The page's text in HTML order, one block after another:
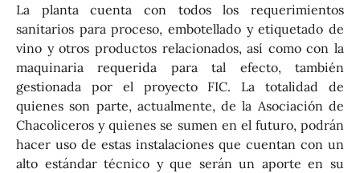
La planta cuenta con todos los requerimientos
sanitarios para proceso, embotellado y etiquetado de
vino y otros productos relacionados, así como con la
maquinaria requerida para tal efecto, también
gestionada por el proyecto FIC. La totalidad de
quienes son parte, actualmente, de la Asociación de
Chacoliceros y quienes se sumen en el futuro, podrán
hacer uso de estas instalaciones que cuentan con un
alto estándar técnico y que serán un aporte en su